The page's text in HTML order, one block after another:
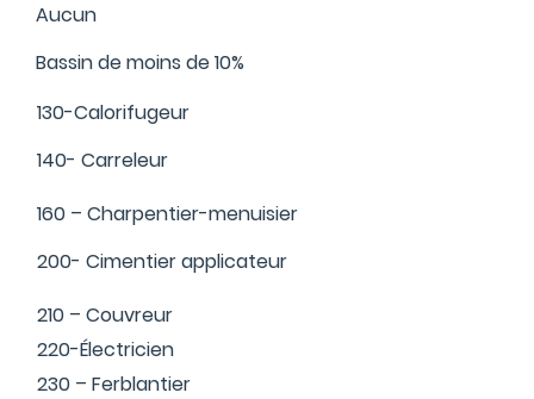
Aucun
Bassin de moins de 10%
130-Calorifugeur
140- Carreleur
160 – Charpentier-menuisier
200- Cimentier applicateur
210 – Couvreur
220-Électricien
230 – Ferblantier